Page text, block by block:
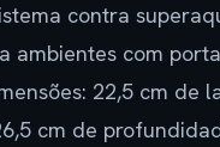
contra
ambientes com
22,5 cm de
cm de